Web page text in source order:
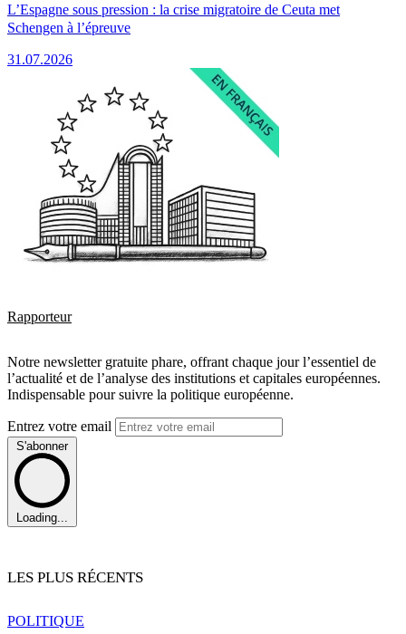
L’Espagne sous pression : la crise migratoire de Ceuta met
Schengen à l’épreuve
31.07.2026
Rapporteur
Notre newsletter gratuite phare, offrant chaque jour l’essentiel de
l’actualité et de l’analyse des institutions et capitales européennes.
Indispensable pour suivre la politique européenne.
Entrez votre email
S'abonner
Loading...
LES PLUS RÉCENTS
POLITIQUE